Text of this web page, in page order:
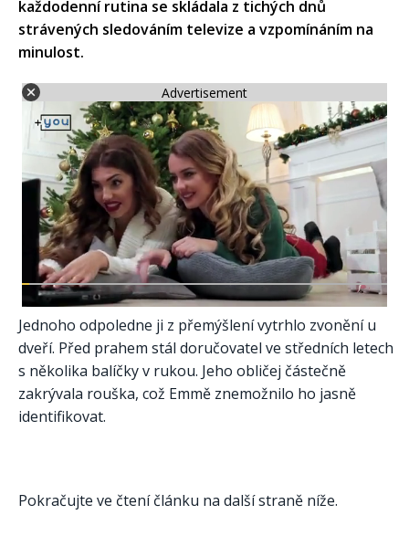
každodenní rutina se skládala z tichých dnů
strávených sledováním televize a vzpomínáním na
minulost.​
Advertisement
Jednoho odpoledne ji z přemýšlení vytrhlo zvonění u
dveří. Před prahem stál doručovatel ve středních letech
s několika balíčky v rukou. Jeho obličej částečně
zakrývala rouška, což Emmě znemožnilo ho jasně
identifikovat.
Pokračujte ve čtení článku na další straně níže.